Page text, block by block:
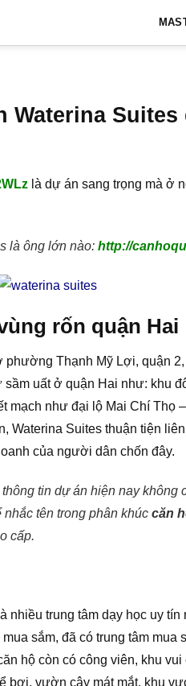
Waterina Suites
là dự án sang trọng mà ở
là ông lớn nào: http://
rốn quận Hai
phường Thạnh Mỹ Lợi, quận
uất ở quận Hai như: khu
mạch như đại lộ Mai Chí Thọ
Waterina Suites thuận tiện
của người dân chốn đây.
thông tin dự án hiện nay không
tên trong phân khúc căn
cấp.
nhiều trung tâm dạy học uy
sắm, đã có trung tâm
hộ còn có công viên, khu
bơi, vườn cây mát mắt, khu